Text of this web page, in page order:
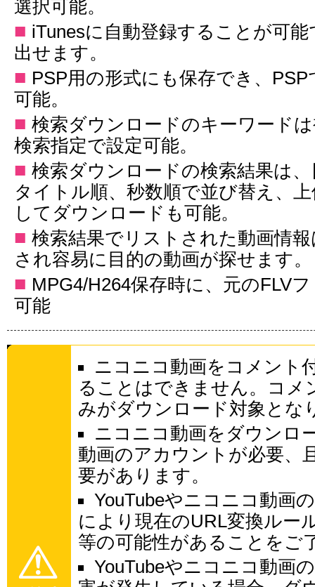
選択可能。
■ iTunesに自動登録することが可
出せます。
■ PSP用の形式にも保存でき、
可能。
■ 検索ダウンロードのキーワード
検索指定で設定可能。
■ 検索ダウンロードの検索結果は
タイトル順、秒数順で並び替え、
してダウンロードも可能。
■ 検索結果でリストされた動画情
され容易に目的の動画が探せます。
■ MPG4/H264保存時に、元のFLV
可能
ニコニコ動画をコメント
ることはできません。コメ
みがダウンロード対象とな
ニコニコ動画をダウンロ
動画のアカウントが必要、
要があります。
YouTubeやニコニコ動画
により現在のURL変換ルー
等の可能性があることをご
YouTubeやニコニコ動画